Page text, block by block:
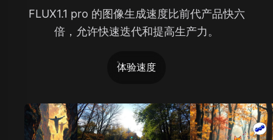
FLUX1.1 pro 的图像生成速度比前代产品快六
倍，允许快速迭代和提高生产力。
体验速度